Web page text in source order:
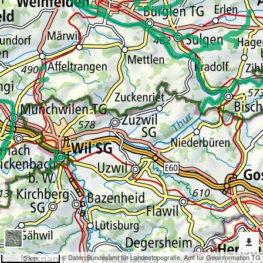
© Daten:Bundesamt für Landestopografie, Amt für Geoinformation TG
5 km
Erweiterte
Werkzeuge
Geokatalog
Dargestellte
Karten
Staatsgewässer
Nach
weiteren
Karten
suchen?
Konfiguration